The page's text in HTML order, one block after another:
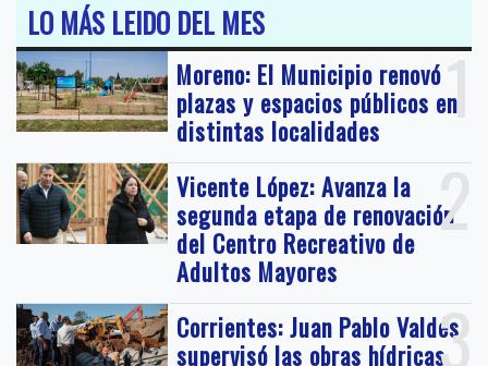
LO MÁS LEIDO DEL MES
1
Moreno: El Municipio renovó
plazas y espacios públicos en
distintas localidades
2
Vicente López: Avanza la
segunda etapa de renovación
del Centro Recreativo de
Adultos Mayores
3
Corrientes: Juan Pablo Valdés
supervisó las obras hídricas